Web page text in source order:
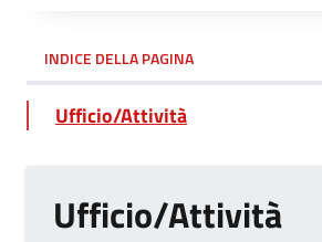
INDICE DELLA PAGINA
Ufficio/Attività
Ufficio/Attività